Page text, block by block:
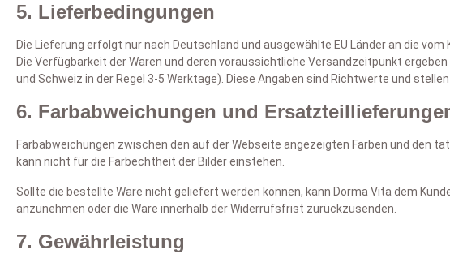
5. Lieferbedingungen
Die Lieferung erfolgt nur nach Deutschland und ausgewählte EU Länder an die
Die Verfügbarkeit der Waren und deren voraussichtliche Versandzeitpunkt
und Schweiz in der Regel 3-5 Werktage). Diese Angaben sind Richtwerte und
6. Farbabweichungen und
Farbabweichungen zwischen den auf der Webseite angezeigten Farben und den
kann nicht für die Farbechtheit der Bilder einstehen.
Sollte die bestellte Ware nicht geliefert werden können, kann Dorma Vita dem
anzunehmen oder die Ware innerhalb der Widerrufsfrist zurückzusenden.
7. Gewährleistung